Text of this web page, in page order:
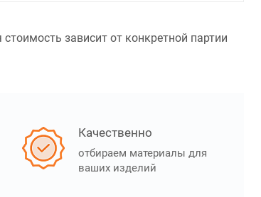
зависит от конкретной партии
Качественно
отбираем материалы для
ваших изделий